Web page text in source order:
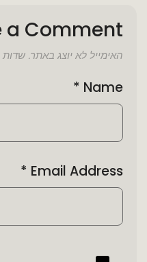
a Comment:
האימייל לא יוצג באתר.
Name
*
Email Address
*